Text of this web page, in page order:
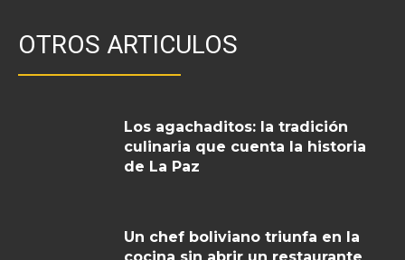
OTROS ARTICULOS
Los agachaditos: la tradición
culinaria que cuenta la historia
de La Paz
Un chef boliviano triunfa en la